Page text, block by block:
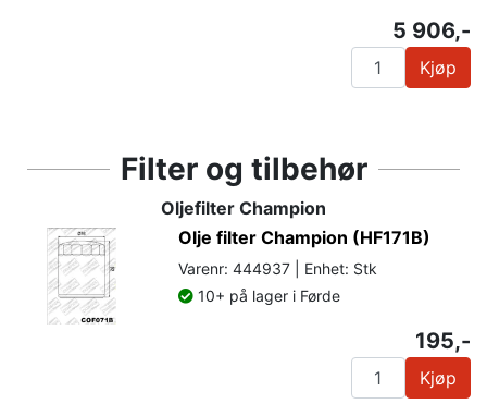
5 906,-
Kjøp
Filter og tilbehør
Oljefilter Champion
Olje filter Champion (HF171B)
Varenr: 444937 | Enhet: Stk
10+ på lager i Førde
195,-
Kjøp